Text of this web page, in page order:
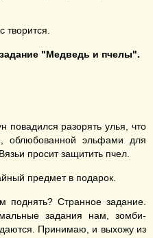
"Медведь и пчелы".
повадился разорять улья, что
облюбованной эльфами для
просит защитить пчел.
предмет в подарок.
Странное задание.
задания нам, зомби-
Принимаю, и выхожу из